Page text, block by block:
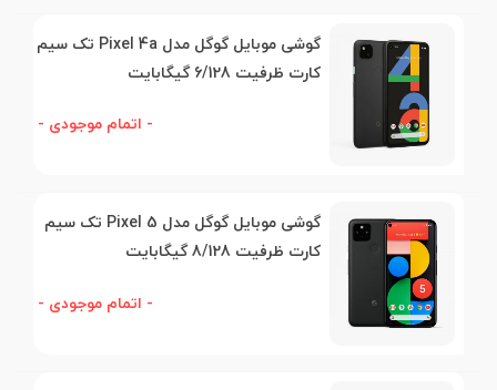
گوشی موبایل گوگل مدل Pixel 4a تک‌ سیم
کارت ظرفیت 6/128 گیگابایت
- اتمام موجودی -
گوشی موبایل گوگل مدل Pixel 5 تک‌ سیم
کارت ظرفیت 8/128 گیگابایت
- اتمام موجودی -